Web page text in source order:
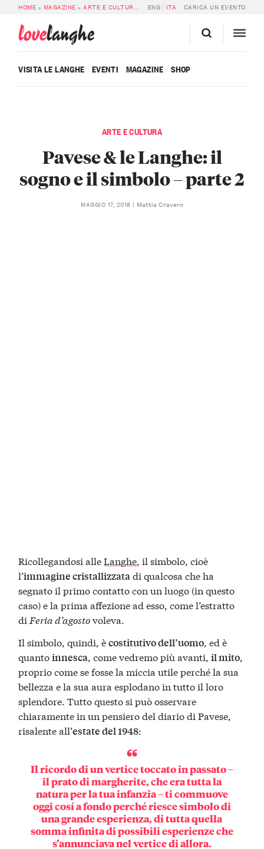
HOME » MAGAZINE »ARTE E CULTURA » PAVESE & LE LANGHE: IL SOGNO E
ENG ITA CARICA UN EVENTO
lovelanghe
VISITA LE LANGHE EVENTI MAGAZINE SHOP
ARTE E CULTURA
Pavese & le Langhe: il
sogno e il simbolo – parte 2
MAGGIO 17, 2018 Mattia Cravero
Ricollegandosi alleLanghe, il simbolo, cioè
l’immagine cristallizzatadi qualcosa che ha
segnato il primo contatto con un luogo (in questo
caso) e la prima affezione ad esso, come l’estratto
di Feria d’agostovoleva.
Il simbolo, quindi, ècostitutivo dell’uomo , ed è
quantoinnesca , come vedremo più avanti,il mito
proprio come se fosse la miccia utile perché la sua
bellezza e la sua aura esplodano in tutto il loro
splendore. Tutto questo si può osservare
chiaramente in un pensiero del diario di Pavese,
risalente all’estate del 1948:
Il ricordo di un vertice toccato in passato –
il prato di margherite, che era tutta la
natura per la tua infanzia – ti commuove
oggi cosí a fondo perché riesce simbolo di
una grande esperienza, di tutta quella
somma infinita di possibili esperienze che
s’annunciava nel vertice di allora.